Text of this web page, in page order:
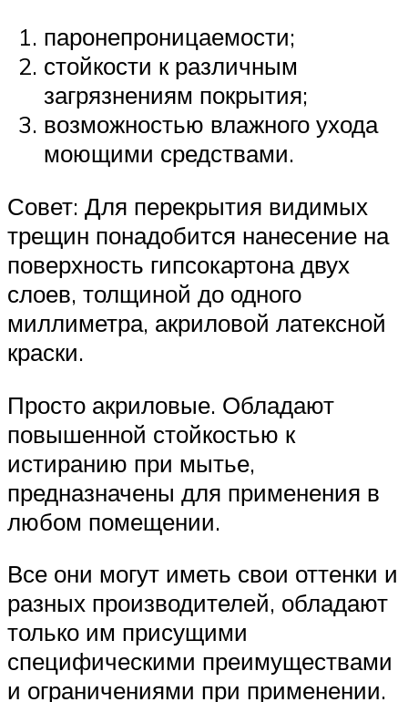
паронепроницаемости;
стойкости к различным
загрязнениям покрытия;
возможностью влажного ухода
моющими средствами.
Совет: Для перекрытия видимых
трещин понадобится нанесение на
поверхность гипсокартона двух
слоев, толщиной до одного
миллиметра, акриловой латексной
краски.
Просто акриловые. Обладают
повышенной стойкостью к
истиранию при мытье,
предназначены для применения в
любом помещении.
Все они могут иметь свои оттенки и
разных производителей, обладают
только им присущими
специфическими преимуществами
и ограничениями при применении.